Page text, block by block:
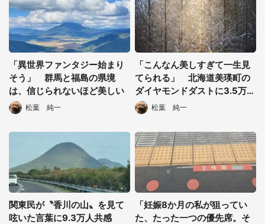
都道府選択
「異世界ファンタジー始まり
そう」 群馬と福島の県境
は、信じられないほど美しい
松葉 純一
「こんなん美しすぎて一生見
てられる」 北海道美瑛町の
ダイヤモンドダストに3.5万人
感動松葉 純一
関東民が〝香川の山〟を見て
呟いた言葉に9.3万人共感
「妊娠8か月の私が狙ってい
た、たった一つの優先席。そ